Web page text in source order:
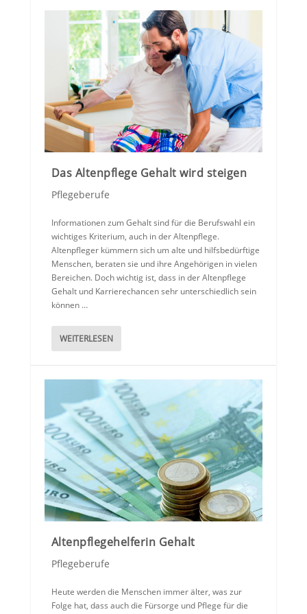
Das Altenpflege Gehalt wird steigen
Pflegeberufe
Informationen zum Gehalt sind für die Berufswahl ein
wichtiges Kriterium, auch in der Altenpflege.
Altenpfleger kümmern sich um alte und hilfsbedürftige
Menschen, beraten sie und ihre Angehörigen in vielen
Bereichen. Doch wichtig ist, dass in der Altenpflege
Gehalt und Karrierechancen sehr unterschiedlich sein
können …
WEITERLESEN
Altenpflegehelferin Gehalt
Pflegeberufe
Heute werden die Menschen immer älter, was zur
Folge hat, dass auch die Fürsorge und Pflege für die